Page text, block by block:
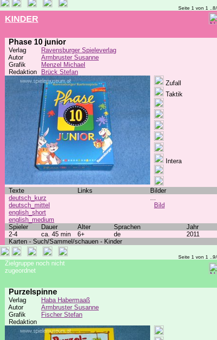
Seite 1 von 1
KINDER
Phase 10 junior
Verlag
Ravensburger Spieleverlag
Autor
Armbruster Susanne
Grafik
Menzel Michael
Redaktion
Brück Stefan
Zufall
Taktik
Intera
Texte Links
Bilder
deutsch_kurz
deutsch_mittel
english_short
english_medium
...
Bild
Spieler Dauer Alter Sprachen
Jahr
2-4
ca. 45 min 6+ de
2011
Karten - Such/Sammel/schauen - Kinder
Seite 1 von 1
Zielgruppe noch nicht
zugeordnet
Purzelspinne
Verlag
Haba Habermaaß
Autor
Armbruster Susanne
Grafik
Fischer Stefan
Redaktion